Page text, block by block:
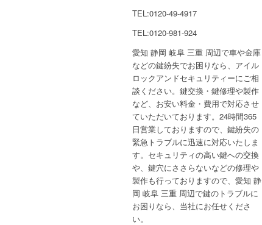
TEL:0120-49-4917
TEL:0120-981-924
愛知 静岡 岐阜 三重 周辺で車や金庫
などの鍵紛失でお困りなら、アイル
ロックアンドセキュリティーにご相
談ください。鍵交換・鍵修理や製作
など、お安い料金・費用で対応させ
ていただいております。24時間365
日営業しておりますので、鍵紛失の
緊急トラブルに迅速に対応いたしま
す。セキュリティの高い鍵への交換
や、鍵穴にささらないなどの修理や
製作も行っておりますので、愛知 静
岡 岐阜 三重 周辺で鍵のトラブルに
お困りなら、当社にお任せくださ
い。